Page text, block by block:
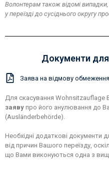
Волонтерам також відомі
у переїзді до сусіднього округу
Документи для
Заява на відмову обмеження
Для скасування Wohnsitzauflage
заяву про його анулювання до
(Ausländerbehörde).
Необхідні додаткові документи
від причин Вашого переїзду,
що Вами виконуються одна з